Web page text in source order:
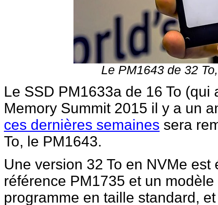
Le PM1643 de 32
Le SSD PM1633a de 16 To
Memory Summit 2015 il y a un
ces dernières semaines sera
To, le PM1643.
Une version 32 To en NVMe
référence PM1735 et un
programme en taille standard,